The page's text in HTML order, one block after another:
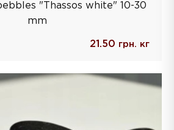
"Thassos white" 10-30
mm
21.50 грн. кг